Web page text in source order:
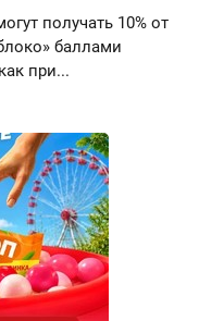
получать 10% от
баллами
при...